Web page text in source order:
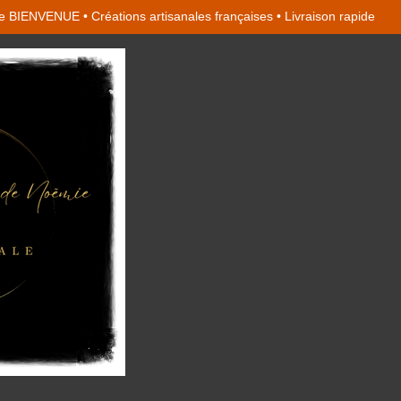
BIENVENUE • Créations artisanales françaises • Livraison rapide